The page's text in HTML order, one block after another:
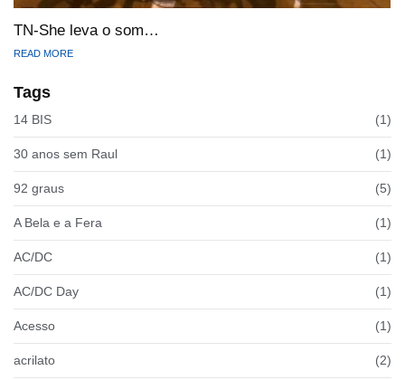
TN-She leva o som…
READ MORE
Tags
14 BIS (1)
30 anos sem Raul (1)
92 graus (5)
A Bela e a Fera (1)
AC/DC (1)
AC/DC Day (1)
Acesso (1)
acrilato (2)